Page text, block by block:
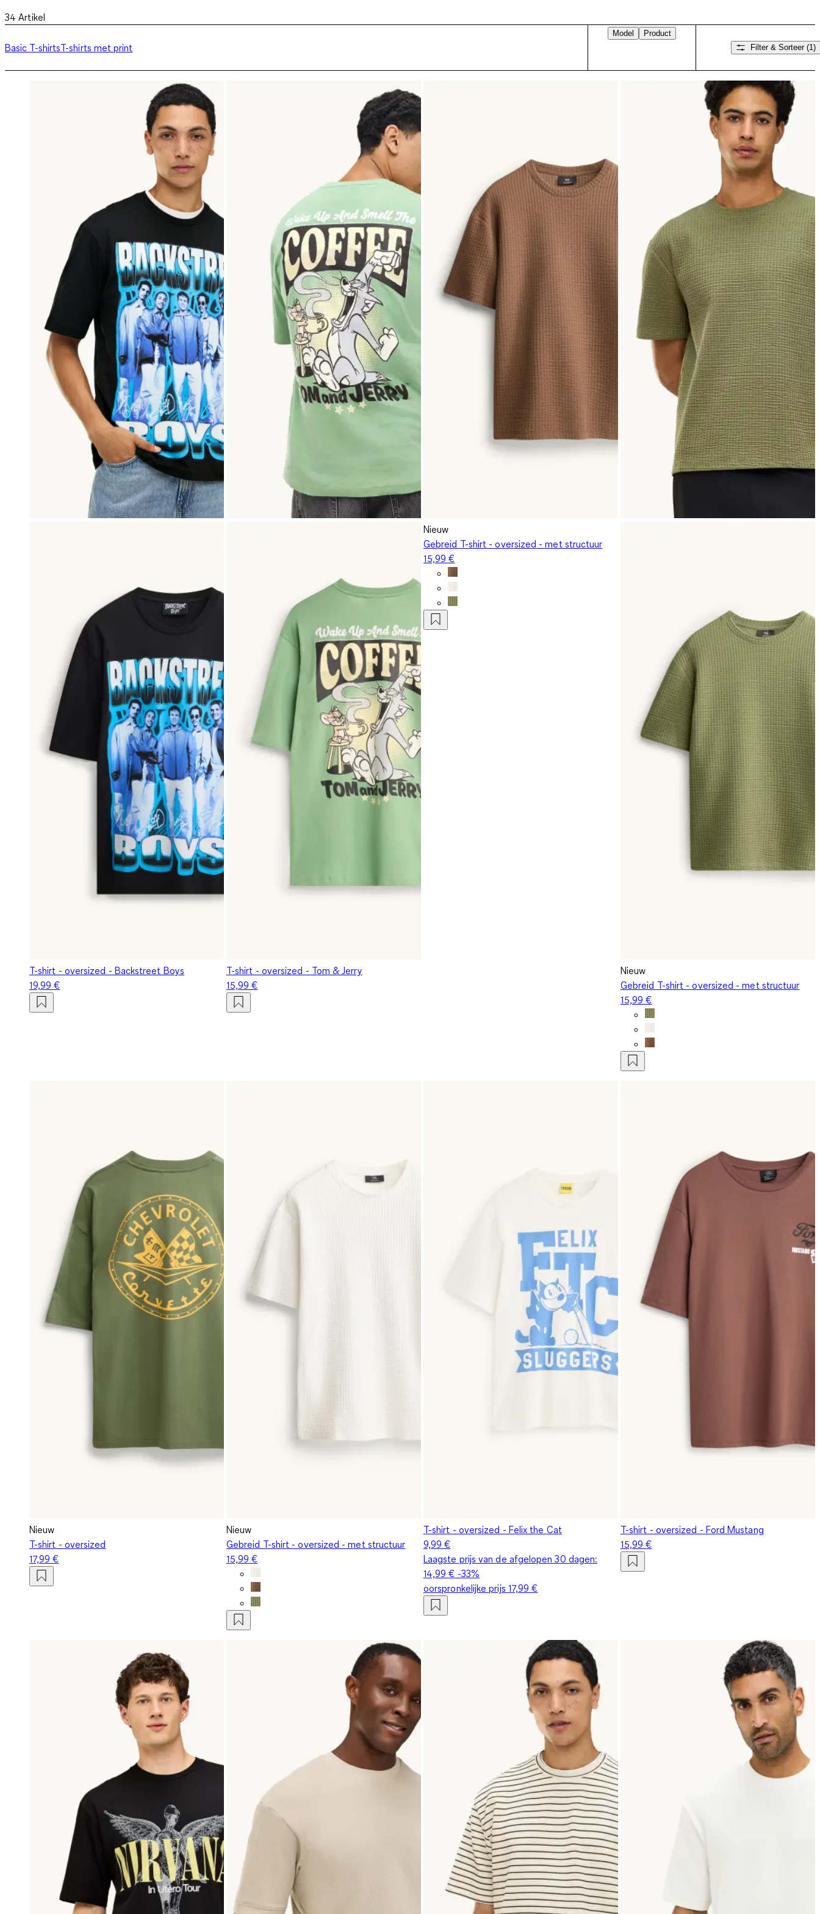
34 Artikel
Basic T-shirtsT-shirts met print
Model
Product
Filter & Sorteer (1)
T-shirt - oversized - Backstreet Boys
19,99 €
T-shirt - oversized - Tom & Jerry
15,99 €
Nieuw
Gebreid T-shirt - oversized - met structuur
15,99 €
Nieuw
Gebreid T-shirt - oversized - met structuur
15,99 €
Nieuw
T-shirt - oversized
17,99 €
Nieuw
Gebreid T-shirt - oversized - met structuur
15,99 €
T-shirt - oversized - Felix the Cat
9,99 €
Laagste prijs van de afgelopen 30 dagen:
14,99 € -33%
oorspronkelijke prijs 17,99 €
T-shirt - oversized - Ford Mustang
15,99 €